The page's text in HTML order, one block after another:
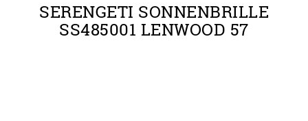
SERENGETI SONNENBRILLE
SS485001 LENWOOD 57